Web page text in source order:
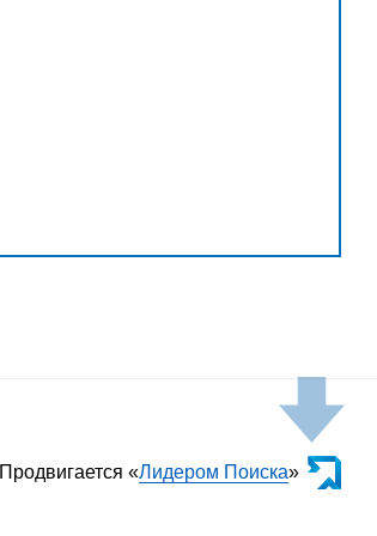
Продвигается «Лидером Поиска»